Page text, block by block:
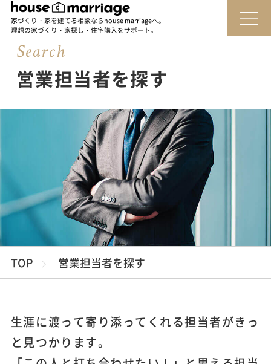
家づくり・家を建てる相談ならhouse marriageへ。
理想の家づくり・家探し・住宅購入をサポート。
Search
営業担当者を探す
TOP 営業担当者を探す
生涯に渡って寄り添ってくれる担当者がきっ
と見つかります。